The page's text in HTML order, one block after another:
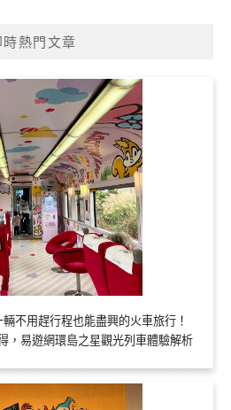
時熱門文章
不用趕行程也能盡興的火車旅行！
，易遊網環島之星觀光列車體驗解析